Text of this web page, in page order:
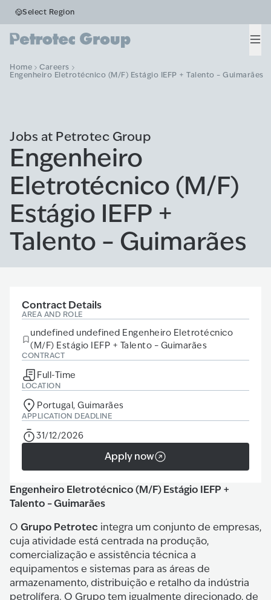
Select Region
Home
Careers
Engenheiro Eletrotécnico (M/F) Estágio IEFP + Talento – Guimarães
Jobs at Petrotec Group
Engenheiro
Eletrotécnico (M/F)
Estágio IEFP +
Talento – Guimarães
Engenheiro Eletrotécnico (M/F) Estágio IEFP +
Talento – Guimarães
O Grupo Petrotec integra um conjunto de empresas,
cuja atividade está centrada na produção,
comercialização e assistência técnica a
equipamentos e sistemas para as áreas de
armazenamento, distribuição e retalho da indústria
petrolífera. O Grupo tem igualmente direcionado, de
Contract Details
AREA AND ROLE
undefined undefined Engenheiro Eletrotécnico
(M/F) Estágio IEFP + Talento – Guimarães
CONTRACT
Full-Time
LOCATION
Portugal, Guimarães
APPLICATION DEADLINE
31/12/2026
Apply now